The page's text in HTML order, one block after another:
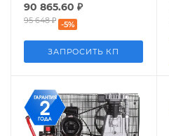
90 865.60 ₽
95 648₽ -5%
ЗАПРОСИТЬ КП